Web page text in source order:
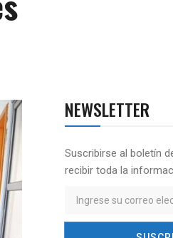
NEWSLETTER
Suscribirse al boletín
recibir toda la